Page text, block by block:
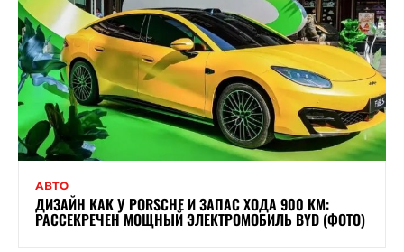
АВТО
ДИЗАЙН КАК У PORSCHE И ЗАПАС ХОДА 900 КМ:
РАССЕКРЕЧЕН МОЩНЫЙ ЭЛЕКТРОМОБИЛЬ BYD (ФОТО)